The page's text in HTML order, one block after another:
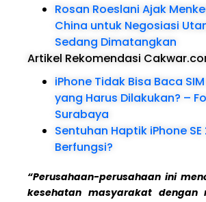
Rosan Roeslani Ajak
China untuk Negosiasi
Sedang Dimatangkan
Artikel Rekomendasi
iPhone Tidak Bisa Baca
yang Harus Dilakukan? –
Surabaya
Sentuhan Haptik iPhone SE
Berfungsi?
“Perusahaan-perusahaan ini
kesehatan masyarakat dengan